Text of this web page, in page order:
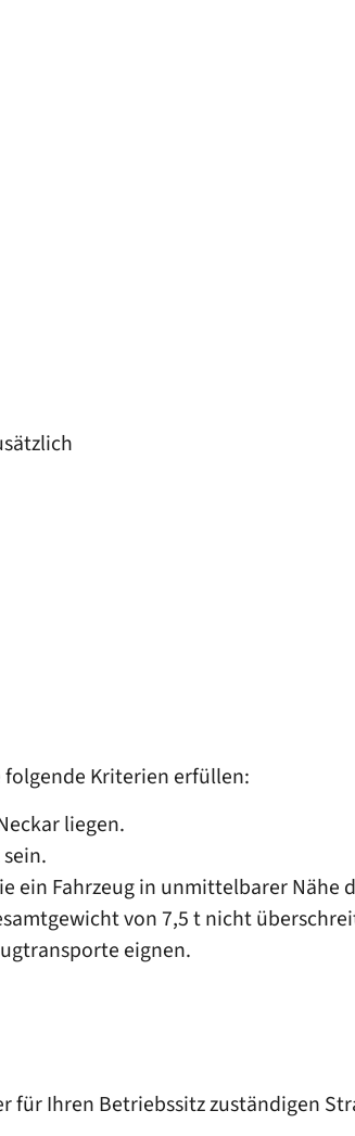
Kriterien erfüllen:
liegen.
ein Fahrzeug in unmittelbarer Nähe
von 7,5 t nicht
eignen.
für Ihren Betriebssitz zuständigen